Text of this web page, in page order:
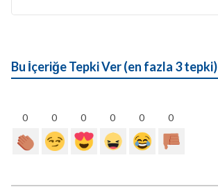
Bu İçeriğe Tepki Ver (en fazla 3 tepki)
0 0 0 0 0 0